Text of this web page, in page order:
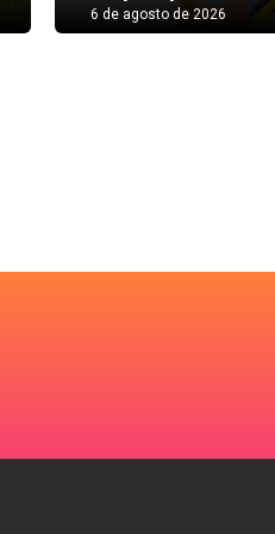
6 de agosto de 2026